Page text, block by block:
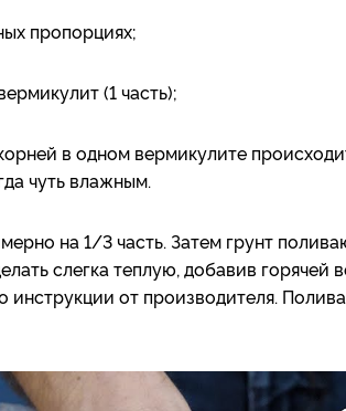
пропорциях;
(1 часть);
в одном вермикулите
чуть влажным.
на 1/3 часть. Затем грунт
слегка теплую, добавив горячей
от производителя.